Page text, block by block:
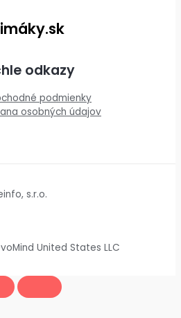
odkazy
podmienky
osobných údajov
s.r.o.
United States LLC